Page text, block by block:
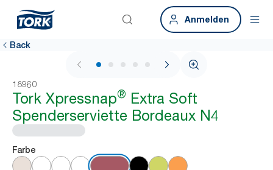
Anmelden
Back
1 / 7
18960
Tork Xpressnap® Extra Soft
Spenderserviette Bordeaux N4
Farbe